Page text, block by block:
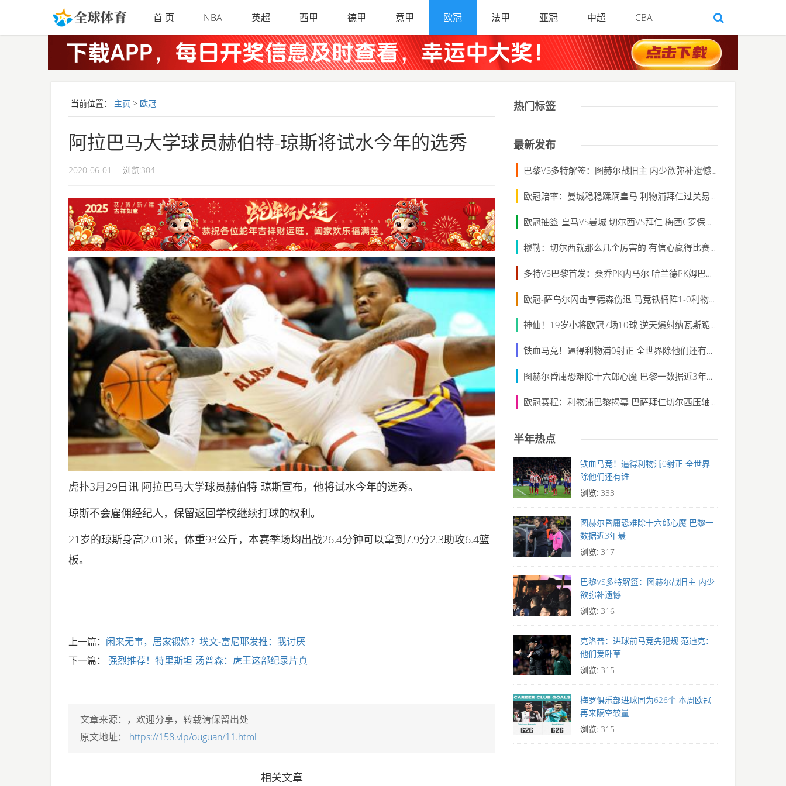
首 页 NBA 英超 西甲 德甲 意甲 欧冠 法甲 亚冠 中超 CBA
当前位置： 主页 > 欧冠
阿拉巴马大学球员赫伯特-琼斯将试水今年的选秀
2020-06-01 浏览:304
虎扑3月29日讯 阿拉巴马大学球员赫伯特-琼斯宣布，他将试水今年的选秀。
琼斯不会雇佣经纪人，保留返回学校继续打球的权利。
21岁的琼斯身高2.01米，体重93公斤，本赛季场均出战26.4分钟可以拿到7.9分2.3助攻6.4篮
板。
上一篇： 闲来无事，居家锻炼？埃文-富尼耶发推：我讨厌
下一篇：
强烈推荐！特里斯坦-汤普森：虎王这部纪录片真
文章来源：
，欢迎分享，转载请保留出处
原文地址：
https://158.vip/ouguan/11.html
相关文章
热门标签
最新发布
巴黎VS多特解签：图赫尔战旧主 内少欲弥补遗憾
(2020-06-01)
欧冠赔率：曼城稳稳蹂躏皇马 利物浦拜仁过关易
(2020-06-01)
欧冠抽签-皇马VS曼城 切尔西VS拜仁 梅西C罗保姆签
穆勒：切尔西就那么几个厉害的 有信心赢得比赛
(2020-06-01)
多特VS巴黎首发：桑乔PK内马尔 哈兰德PK姆巴佩
欧冠-萨乌尔闪击亨德森伤退 马竞铁桶阵1-0利物浦
神仙！19岁小将欧冠7场10球 逆天爆射纳瓦斯跪了
铁血马竞！逼得利物浦0射正 全世界除他们还有谁
图赫尔昏庸恐难除十六郎心魔 巴黎一数据近3年最
欧冠赛程：利物浦巴黎揭幕 巴萨拜仁切尔西压轴
(2020-06-01)
半年热点
铁血马竞！逼得利物浦0射正 全世界
除他们还有谁
浏览: 333
图赫尔昏庸恐难除十六郎心魔 巴黎一
数据近3年最
浏览: 317
巴黎VS多特解签：图赫尔战旧主 内少
欲弥补遗憾
浏览: 316
克洛普：进球前马竞先犯规 范迪克：
他们爱卧草
浏览: 315
梅罗俱乐部进球同为626个 本周欧冠
再来隔空较量
浏览: 315